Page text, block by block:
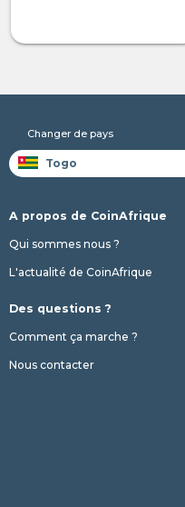
Changer de pays
A propos de CoinAfrique
Qui sommes nous ?
L'actualité de CoinAfrique
Des questions ?
Comment ça marche ?
Nous contacter